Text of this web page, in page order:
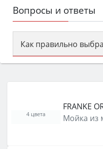
Вопросы и ответы
Как правильно
Сначала
затем смотрите на
функции
защита от детей).
FRANKE
Мойка из
4 цвета